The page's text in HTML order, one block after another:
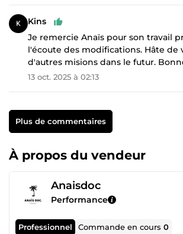
Kins
Je remercie Anaïs pour son travail
l'écoute des modifications. Hâte de
d'autres misions dans le futur.
13 oct. 2025 à 02:13
Plus de commentaires
À propos du vendeur
Anaisdoc
Performance
Professionnel Commande en cours0